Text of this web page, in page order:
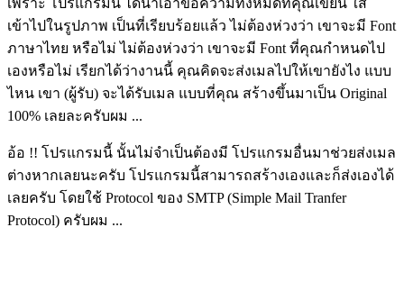
เพราะ โปรแกรมนี้ ได้นำเอาข้อความทั้งหมดที่คุณเขียน ใส่
เข้าไปในรูปภาพ เป็นที่เรียบร้อยแล้ว ไม่ต้องห่วงว่า เขาจะมี Font
ภาษาไทย หรือไม่ ไม่ต้องห่วงว่า เขาจะมี Font ที่คุณกำหนดไป
เองหรือไม่ เรียกได้ว่างานนี้ คุณคิดจะส่งเมลไปให้เขายังไง แบบ
ไหน เขา (ผู้รับ) จะได้รับเมล แบบที่คุณ สร้างขึ้นมาเป็น Original
100% เลยละครับผม ...
อ้อ !! โปรแกรมนี้ นั้นไม่จำเป็นต้องมี โปรแกรมอื่นมาช่วยส่งเมล
ต่างหากเลยนะครับ โปรแกรมนี้สามารถสร้างเองและก็ส่งเองได้
เลยครับ โดยใช้ Protocol ของ SMTP (Simple Mail Tranfer
Protocol) ครับผม ...